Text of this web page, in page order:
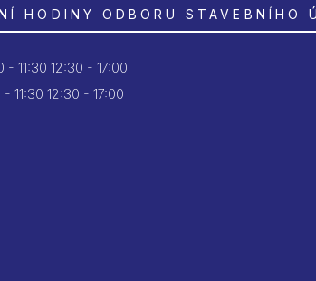
HODINY ODBORU STAVEBNÍHO
- 11:30 12:30 - 17:00
11:30 12:30 - 17:00